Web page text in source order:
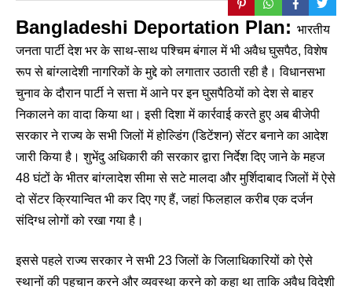
Bangladeshi Deportation Plan: भारतीय
जनता पार्टी देश भर के साथ-साथ पश्चिम बंगाल में भी अवैध घुसपैठ, विशेष
रूप से बांग्लादेशी नागरिकों के मुद्दे को लगातार उठाती रही है। विधानसभा
चुनाव के दौरान पार्टी ने सत्ता में आने पर इन घुसपैठियों को देश से बाहर
निकालने का वादा किया था। इसी दिशा में कार्रवाई करते हुए अब बीजेपी
सरकार ने राज्य के सभी जिलों में होल्डिंग (डिटेंशन) सेंटर बनाने का आदेश
जारी किया है। शुभेंदु अधिकारी की सरकार द्वारा निर्देश दिए जाने के महज
48 घंटों के भीतर बांग्लादेश सीमा से सटे मालदा और मुर्शिदाबाद जिलों में ऐसे
दो सेंटर क्रियान्वित भी कर दिए गए हैं, जहां फिलहाल करीब एक दर्जन
संदिग्ध लोगों को रखा गया है।
इससे पहले राज्य सरकार ने सभी 23 जिलों के जिलाधिकारियों को ऐसे
स्थानों की पहचान करने और व्यवस्था करने को कहा था ताकि अवैध विदेशी